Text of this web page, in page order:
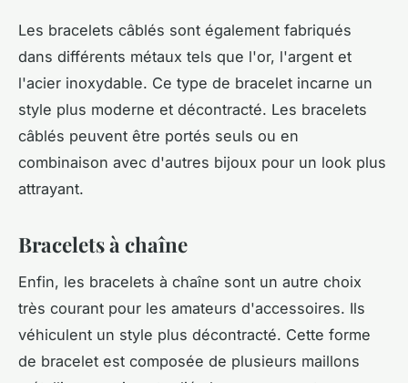
Les bracelets câblés sont également fabriqués
dans différents métaux tels que l'or, l'argent et
l'acier inoxydable. Ce type de bracelet incarne un
style plus moderne et décontracté. Les bracelets
câblés peuvent être portés seuls ou en
combinaison avec d'autres bijoux pour un look plus
attrayant.
Bracelets à chaîne
Enfin, les bracelets à chaîne sont un autre choix
très courant pour les amateurs d'accessoires. Ils
véhiculent un style plus décontracté. Cette forme
de bracelet est composée de plusieurs maillons